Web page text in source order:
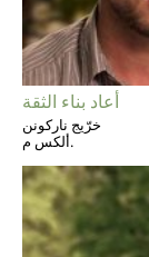
أعاد بناء الثقة
خرّيج ناركونن
ألكس م.